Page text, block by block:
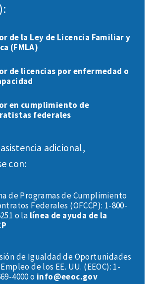
de la Ley de Licencia Familiar y
(FMLA)
de licencias por enfermedad o
en cumplimiento de
federales
adicional,
con:
de Programas de Cumplimiento
Federales (OFCCP): 1-800-
o la línea de ayuda de la
de Igualdad de Oportunidades
de los EE. UU. (EEOC): 1-
4000 o info@eeoc.gov